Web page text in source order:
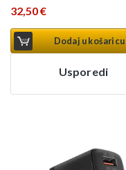
32,50€
Dodaj u košaricu
Usporedi